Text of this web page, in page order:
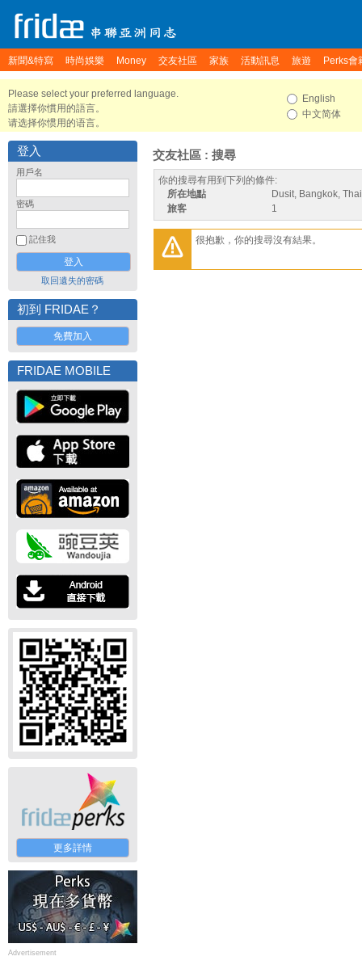
新聞&特寫 時尚娛樂 Money 交友社區 家族 活動訊息 旅遊 Perks會
Please select your preferred language.
請選擇你慣用的語言。
请选择你惯用的语言。
English
中文简体
登入
用戶名
密碼
記住我
取回遺失的密碼
初到 FRIDAE？
免費加入
FRIDAE MOBILE
更多詳情
Advertisement
交友社區 : 搜尋
你的搜尋有用到下列的條件:
所在地點
Dusit, Bangkok,
旅客
1
很抱歉，你的搜尋沒有結果。